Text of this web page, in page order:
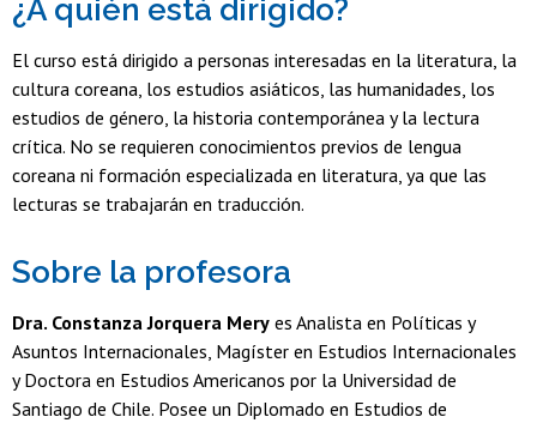
¿A quién está dirigido?
El curso está dirigido a personas interesadas en la literatura, la
cultura coreana, los estudios asiáticos, las humanidades, los
estudios de género, la historia contemporánea y la lectura
crítica. No se requieren conocimientos previos de lengua
coreana ni formación especializada en literatura, ya que las
lecturas se trabajarán en traducción.
Sobre la profesora
Dra. Constanza Jorquera Mery es Analista en Políticas y
Asuntos Internacionales, Magíster en Estudios Internacionales
y Doctora en Estudios Americanos por la Universidad de
Santiago de Chile. Posee un Diplomado en Estudios de